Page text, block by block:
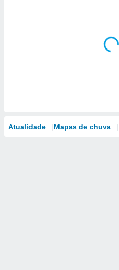
Atualidade Mapas de chuva